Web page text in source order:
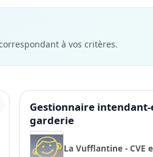
à vos critères.
Gestionnaire intendant-
garderie
La Vufflantine - CVE